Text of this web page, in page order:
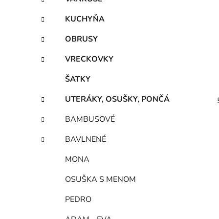
KUCHYŇA
OBRUSY
VRECKOVKY
ŠATKY
UTERÁKY, OSUŠKY, PONČÁ
BAMBUSOVÉ
BAVLNENÉ
MONA
OSUŠKA S MENOM
PEDRO